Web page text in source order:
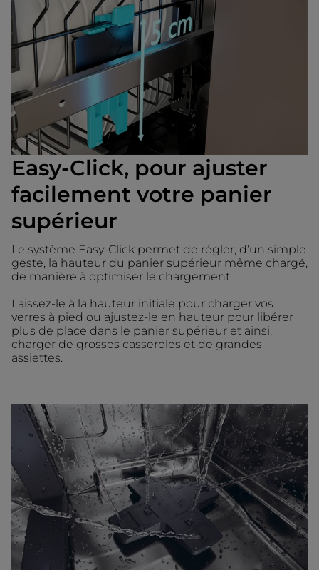
Easy-Click, pour ajuster
facilement votre panier
supérieur
Le système Easy-Click permet de régler, d’un simple
geste, la hauteur du panier supérieur même chargé,
de manière à optimiser le chargement.
Laissez-le à la hauteur initiale pour charger vos
verres à pied ou ajustez-le en hauteur pour libérer
plus de place dans le panier supérieur et ainsi,
charger de grosses casseroles et de grandes
assiettes.